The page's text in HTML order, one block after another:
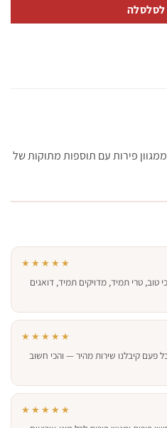
לסלסלה
ממגוון פירות עם תוספות מתוקות של
★★★★★
טרי תמיד, מדויקים תמיד, דואגים
★★★★★
פעם קיבלנו שירות מהיר — והכי חשוב
★★★★★